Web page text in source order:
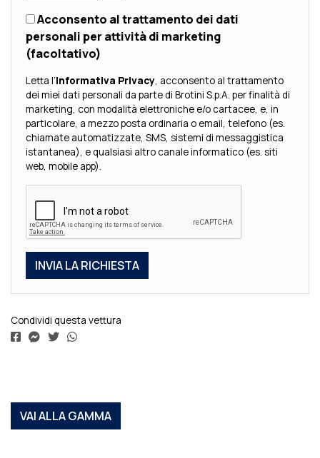
Acconsento al trattamento dei dati
personali per attività di marketing
(facoltativo)
Letta l’Informativa Privacy, acconsento al trattamento
dei miei dati personali da parte di Brotini S.p.A. per finalità di
marketing, con modalità elettroniche e/o cartacee, e, in
particolare, a mezzo posta ordinaria o email, telefono (es.
chiamate automatizzate, SMS, sistemi di messaggistica
istantanea), e qualsiasi altro canale informatico (es. siti
web, mobile app).
Condividi questa vettura
VAI ALLA GAMMA